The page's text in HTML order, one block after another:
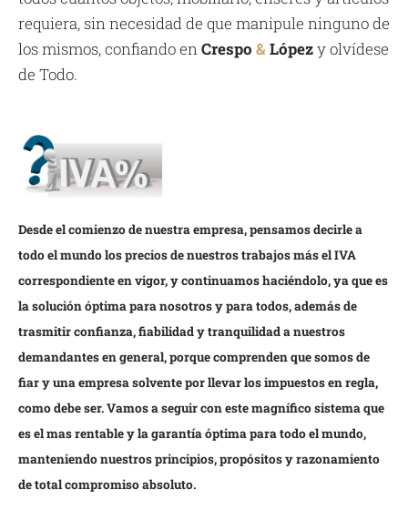
requiera, sin necesidad de que manipule ninguno de
los mismos, confiando enCrespo &Lópezy olvídese
de Todo.
Desde el comienzo de nuestra empresa, pensamos decirle a
todo el mundo los precios de nuestros trabajos más el IVA
correspondiente en vigor, y continuamos haciéndolo, ya que es
la solución óptima para nosotros y para todos, además de
trasmitir confianza, fiabilidad y tranquilidad a nuestros
demandantes en general, porque comprenden que somos de
fiar y una empresa solvente por llevar los impuestos en regla,
como debe ser. Vamos a seguir con este magnífico sistema que
es el mas rentable y la garantía óptima para todo el mundo,
manteniendo nuestros principios, propósitos y razonamiento
de total compromiso absoluto.